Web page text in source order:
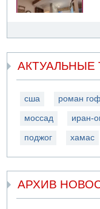
АКТУАЛЬНЫЕ
сша роман
моссад иран-
поджог хамас
АРХИВ